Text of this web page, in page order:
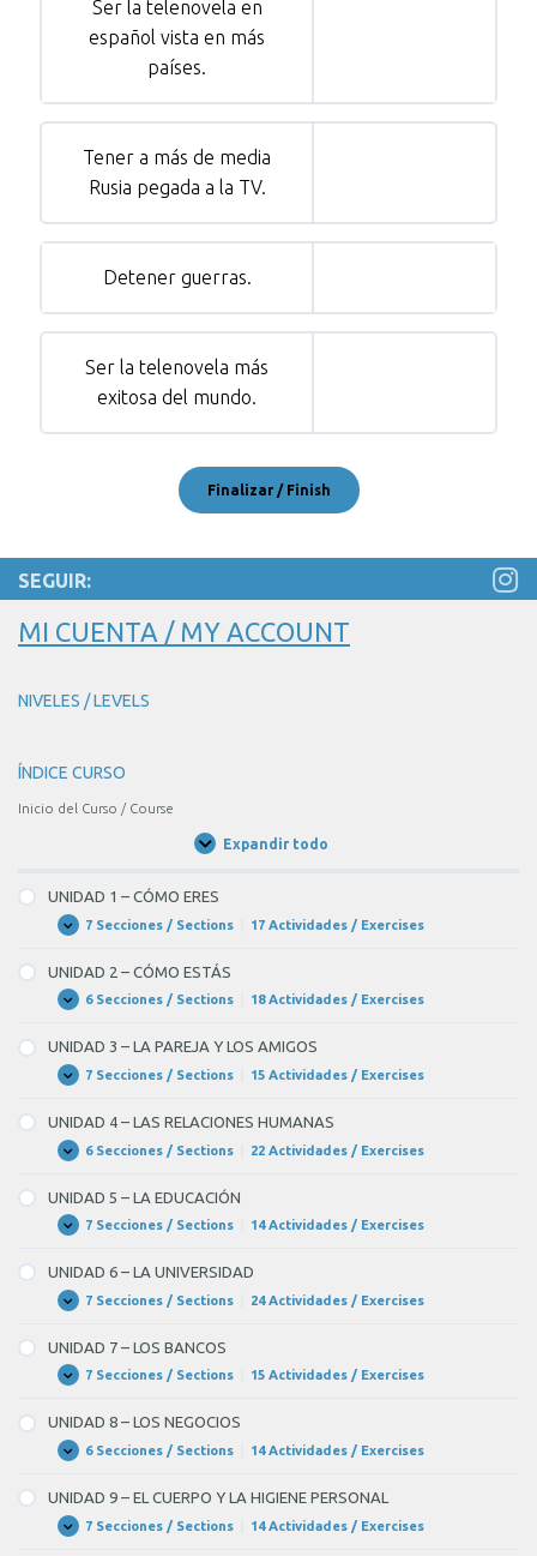
Ser la telenovela en
español vista en más
países.
Tener a más de media
Rusia pegada a la TV.
Detener guerras.
Ser la telenovela más
exitosa del mundo.
SEGUIR:
MI CUENTA / MY ACCOUNT
NIVELES / LEVELS
ÍNDICE CURSO
Inicio del Curso / Course
Expandir todo
Unidades
UNIDAD 1 – CÓMO ERES
Expandir
UNIDAD
–
CÓMO
ERES
7 Secciones / Sections 17 Actividades / Exercises
UNIDAD 2 – CÓMO ESTÁS
Expandir
UNIDAD
–
CÓMO
ESTÁS
6 Secciones / Sections 18 Actividades / Exercises
UNIDAD 3 – LA PAREJA Y LOS AMIGOS
Expandir
UNIDAD
–
LA
PAREJA
Y
AMIGOS
7 Secciones / Sections 15 Actividades / Exercises
UNIDAD 4 – LAS RELACIONES HUMANAS
Expandir
UNIDAD
–
LAS
RELACIONES
HUMANAS
6 Secciones / Sections 22 Actividades / Exercises
UNIDAD 5 – LA EDUCACIÓN
Expandir
UNIDAD
–
LA
EDUCACIÓN
7 Secciones / Sections 14 Actividades / Exercises
UNIDAD 6 – LA UNIVERSIDAD
Expandir
UNIDAD
–
LA
UNIVERSIDAD
7 Secciones / Sections 24 Actividades / Exercises
UNIDAD 7 – LOS BANCOS
Expandir
UNIDAD
–
LOS
BANCOS
7 Secciones / Sections 15 Actividades / Exercises
UNIDAD 8 – LOS NEGOCIOS
Expandir
UNIDAD
–
LOS
NEGOCIOS
6 Secciones / Sections 14 Actividades / Exercises
UNIDAD 9 – EL CUERPO Y LA HIGIENE PERSONAL
Expandir
UNIDAD7 Secciones / Sections 14 Actividades / Exercises